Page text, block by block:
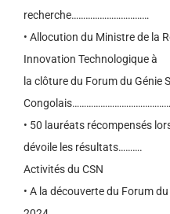
recherche……………………………
• Allocution du Ministre de la
Innovation Technologique à
la clôture du Forum du Génie
• 50 lauréats récompensés
dévoile les résultats……….
Activités du CSN
• A la découverte du Forum